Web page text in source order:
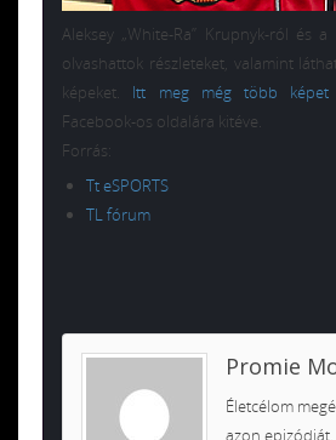
Aleksey „White-Ra” Krupnyk-ról és a
olvashattok részleteket, valamint
képeket. Itt meg még több képet
Facebook-os oldalára kitéve.
Forrás:
Tt eSPORTS
TL fórum
Promie
Életcélom
azon